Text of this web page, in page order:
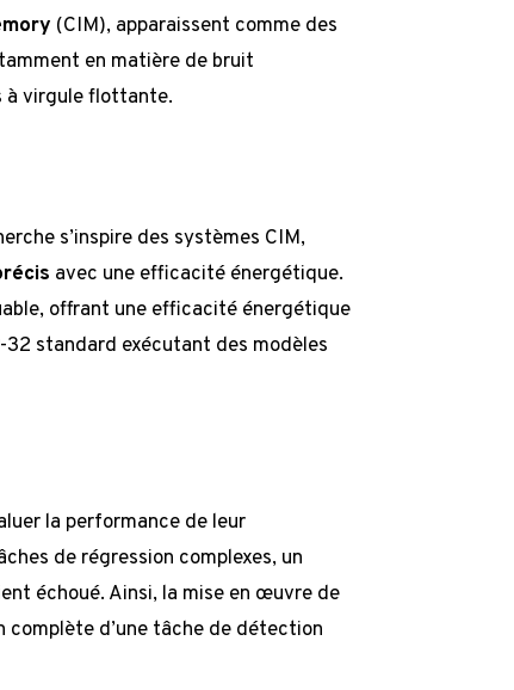
(CIM), apparaissent comme des
en matière de bruit
à virgule flottante.
s’inspire des systèmes CIM,
avec une efficacité énergétique.
offrant une efficacité énergétique
standard exécutant des modèles
la performance de leur
de régression complexes, un
échoué. Ainsi, la mise en œuvre de
complète d’une tâche de détection